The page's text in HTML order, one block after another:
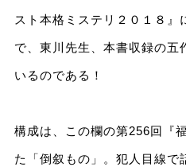
スト本格ミステリ２０１８』
で、東川先生、本書収録の五
いるのである！
構成は、この欄の第256回『
た「倒叙もの」。犯人目線で